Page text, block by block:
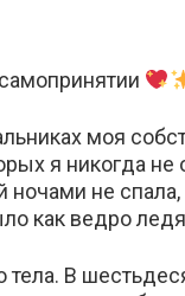
моя
я никогда
ночами не
как ведро
В